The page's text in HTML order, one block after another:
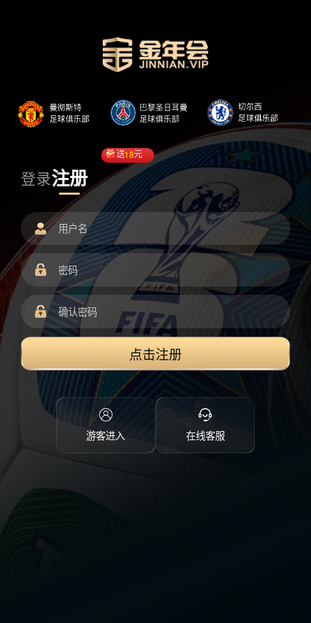
登录注册
送18元
点击注册
游客进入 在线客服